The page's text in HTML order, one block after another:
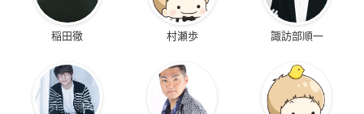
稲田徹 村瀬歩 諏訪部順一